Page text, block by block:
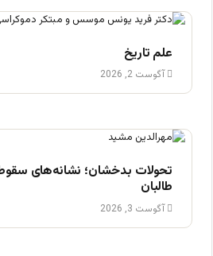
علم تاریخ
آگوست 2, 2026
تحولات بدخشان؛ نشانه‌های سقوط
طالبان
آگوست 3, 2026